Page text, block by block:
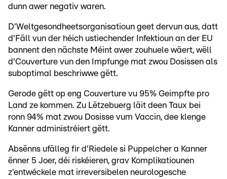
dunn awer negativ waren.
D'Weltgesondheetsorganisatioun geet dervun aus, datt
d'Fäll vun der héich ustiechender Infektioun an der EU
bannent den nächste Méint awer zouhuele wäert, wëll
d'Couverture vun den Impfunge mat zwou Dosissen als
suboptimal beschriwwe gëtt.
Gerode gëtt op eng Couverture vu 95% Geimpfte pro
Land ze kommen. Zu Lëtzebuerg läit deen Taux bei
ronn 94% mat zwou Dosisse vum Vaccin, dee klenge
Kanner administréiert gëtt.
Absënns ufälleg fir d'Riedele si Puppelcher a Kanner
ënner 5 Joer, déi riskéieren, grav Komplikatiounen
z'entwéckele mat irreversibelen neurologesche